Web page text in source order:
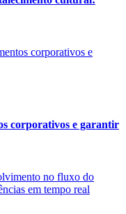
corporativos e garantir